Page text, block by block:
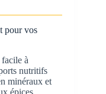
pour vos
à
nutritifs
minéraux et